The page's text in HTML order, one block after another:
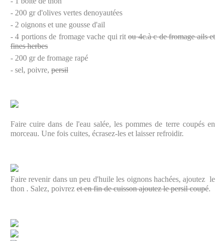
- 200 gr d'olives vertes denoyautées
- 2 oignons et une gousse d'ail
- 4 portions de fromage vache qui ritou 4c.à c de fromage ails et
fines herbes
- 200 gr de fromage rapé
- sel, poivre, persil
Faire cuire dans de l'eau salée, les pommes de terre coupés en
morceau. Une fois cuites, écrasez-les et laisser refroidir.
Faire revenir dans un peu d'huile les oignons hachées, ajoutez le
thon . Salez, poivrez et en fin de cuisson ajoutez le persil coupé.